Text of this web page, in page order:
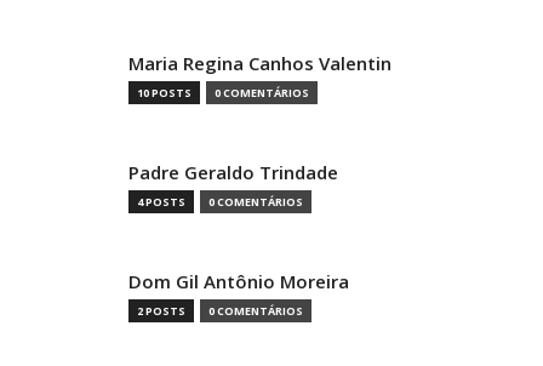
Maria Regina Canhos Valentin
10 POSTS 0 COMENTÁRIOS
Padre Geraldo Trindade
4 POSTS 0 COMENTÁRIOS
Dom Gil Antônio Moreira
2 POSTS 0 COMENTÁRIOS